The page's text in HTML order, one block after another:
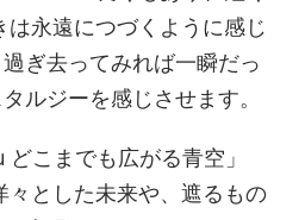
は永遠につづくように感じ
ぎ去ってみれば一瞬だっ
ルジーを感じさせます。
こまでも広がる青空」
々とした未来や、遮るもの